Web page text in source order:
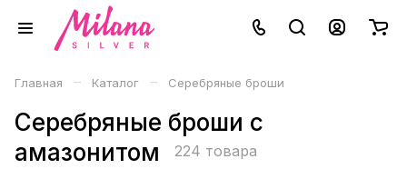
Главная – Каталог – Серебряные броши
Серебряные броши с
амазонитом
224 товара